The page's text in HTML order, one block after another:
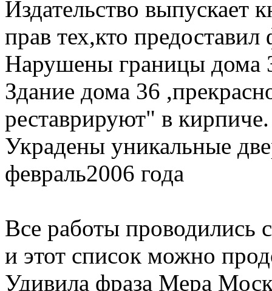
Издательство выпускает
прав тех,кто
Нарушены границы дома
Здание дома 36
реставрируют" в кирпиче.
Украдены уникальные
февраль2006 года
Все работы проводились
и этот список можно
Удивила фраза Мера